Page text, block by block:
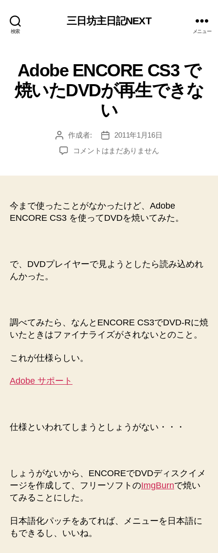
検索
三日坊主日記NEXT
メニュー
Adobe ENCORE CS3 で
焼いたDVDが再生できな
い
投
稿
者
作成者:
投
稿
日
2011年1月16日
Adobe
い
た
DVD
で
の
コメントはまだありません
今まで使ったことがなかったけど、Adobe
ENCORE CS3 を使ってDVDを焼いてみた。
で、DVDプレイヤーで見ようとしたら読み込めれ
んかった。
調べてみたら、なんとENCORE CS3でDVD-Rに焼
いたときはファイナライズがされないとのこと。
これが仕様らしい。
Adobe サポート
仕様といわれてしまうとしょうがない・・・
しょうがないから、ENCOREでDVDディスクイメ
ージを作成して、フリーソフトのImgBurnで焼い
てみることにした。
日本語化パッチをあてれば、メニューを日本語に
もできるし、いいね。